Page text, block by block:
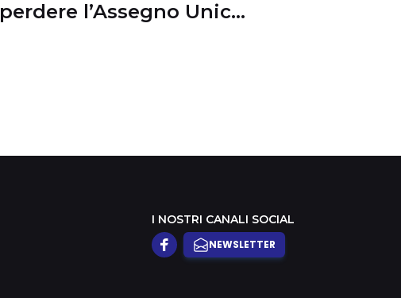
perdere l’Assegno Unico
I NOSTRI CANALI SOCIAL
NEWSLETTER